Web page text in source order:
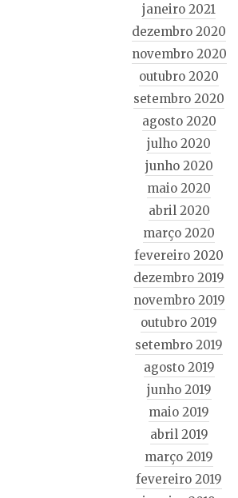
janeiro 2021
dezembro 2020
novembro 2020
outubro 2020
setembro 2020
agosto 2020
julho 2020
junho 2020
maio 2020
abril 2020
março 2020
fevereiro 2020
dezembro 2019
novembro 2019
outubro 2019
setembro 2019
agosto 2019
junho 2019
maio 2019
abril 2019
março 2019
fevereiro 2019